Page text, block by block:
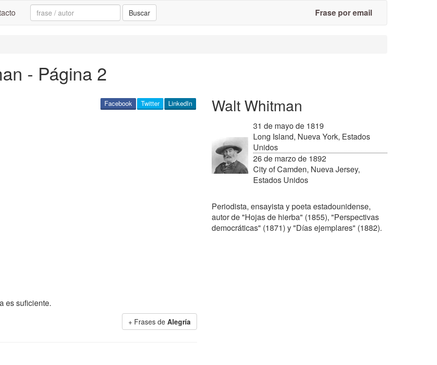
Search: Buscar Frase por email
- Página 2
LinkedIn
Twitter
Facebook
es suficiente.
+ Frases de Alegría
Walt Whitman
31 de mayo de 1819
Long Island, Nueva York, Estados
Unidos
26 de marzo de 1892
City of Camden, Nueva Jersey,
Estados Unidos
Periodista, ensayista y poeta estadounidense,
autor de "Hojas de hierba" (1855), "Perspectivas
democráticas" (1871) y "Días ejemplares" (1882).